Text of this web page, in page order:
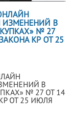
ИЗМЕНЕНИЙ В
№ 27
КР ОТ 25
В
№ 27 ОТ 14
ОТ 25 ИЮЛЯ